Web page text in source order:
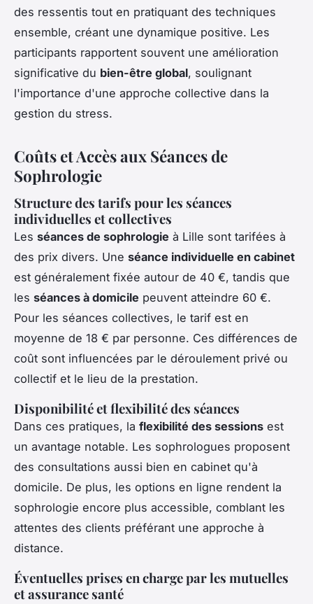
des ressentis tout en pratiquant des techniques
ensemble, créant une dynamique positive. Les
participants rapportent souvent une amélioration
significative du bien-être global, soulignant
l'importance d'une approche collective dans la
gestion du stress.
Coûts et Accès aux Séances de
Sophrologie
Structure des tarifs pour les séances
individuelles et collectives
Les séances de sophrologie à Lille sont tarifées à
des prix divers. Une séance individuelle en cabinet
est généralement fixée autour de 40 €, tandis que
les séances à domicile peuvent atteindre 60 €.
Pour les séances collectives, le tarif est en
moyenne de 18 € par personne. Ces différences de
coût sont influencées par le déroulement privé ou
collectif et le lieu de la prestation.
Disponibilité et flexibilité des séances
Dans ces pratiques, la flexibilité des sessions est
un avantage notable. Les sophrologues proposent
des consultations aussi bien en cabinet qu'à
domicile. De plus, les options en ligne rendent la
sophrologie encore plus accessible, comblant les
attentes des clients préférant une approche à
distance.
Éventuelles prises en charge par les mutuelles
et assurance santé